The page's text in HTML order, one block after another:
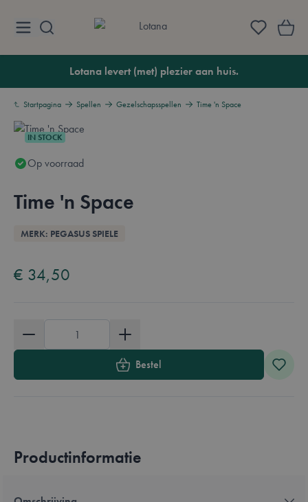
Lotana
Lotana levert (met) plezier aan huis.
Startpagina Spellen Gezelschapsspellen Time 'n Space
IN STOCK
Op voorraad
Time 'n Space
Overzicht
MERK: PEGASUS SPIELE
€ 34,50
Bestel
Productinformatie